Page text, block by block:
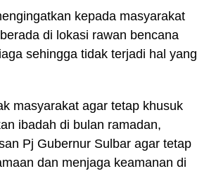
kepada masyarakat
di lokasi rawan bencana
sehingga tidak terjadi hal yang
masyarakat agar tetap khusuk
ibadah di bulan ramadan,
Pj Gubernur Sulbar agar tetap
dan menjaga keamanan di